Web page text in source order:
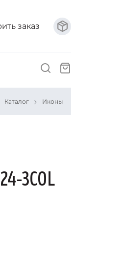
заказ
Каталог Иконы
3COL